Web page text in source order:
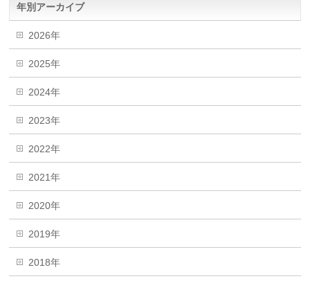
年別アーカイブ
2026年
2025年
2024年
2023年
2022年
2021年
2020年
2019年
2018年